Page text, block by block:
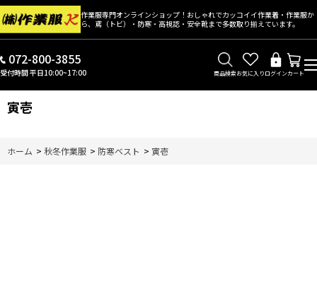
作業服専門オンラインショップ！おしゃれでカッコイイ作業着・作業服か
ら、鳶（トビ）・防寒・高視認・安全靴まで多数取り揃えています。
072-800-3855
受付時間 平日10:00~17:00 商品検索お気に入りログインカート
寅壱
ホーム > 秋冬作業服 > 防寒ベスト > 寅壱